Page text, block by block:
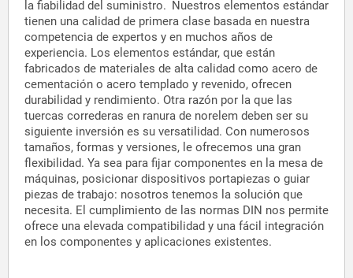
la fiabilidad del suministro. Nuestros elementos estándar
tienen una calidad de primera clase basada en nuestra
competencia de expertos y en muchos años de
experiencia. Los elementos estándar, que están
fabricados de materiales de alta calidad como acero de
cementación o acero templado y revenido, ofrecen
durabilidad y rendimiento. Otra razón por la que las
tuercas correderas en ranura de norelem deben ser su
siguiente inversión es su versatilidad. Con numerosos
tamaños, formas y versiones, le ofrecemos una gran
flexibilidad. Ya sea para fijar componentes en la mesa de
máquinas, posicionar dispositivos portapiezas o guiar
piezas de trabajo: nosotros tenemos la solución que
necesita. El cumplimiento de las normas DIN nos permite
ofrece una elevada compatibilidad y una fácil integración
en los componentes y aplicaciones existentes.